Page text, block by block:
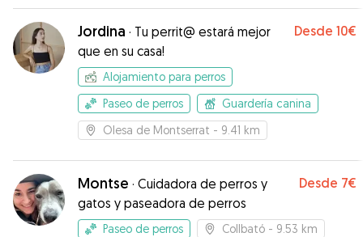
Jordina · Tu perrit@ estará mejor
que en su casa!
Desde 10€
Alojamiento para perros
Paseo de perros
Guardería canina
Olesa de Montserrat - 9.41 km
Montse · Cuidadora de perros y
gatos y paseadora de perros
Desde 7€
Paseo de perros Collbató - 9.53 km